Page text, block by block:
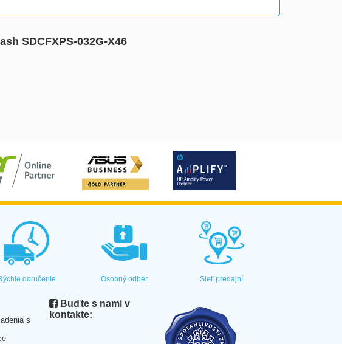
SDCFXPS-032G-X46
doručenie Osobný odber Sieť predajní
s
Buďte s nami v
kontakte: